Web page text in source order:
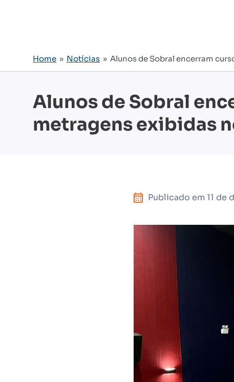
Home » Notícias » Alunos de Sobral encerram
Alunos de Sobral
metragens exibidas
Publicado em 11 de